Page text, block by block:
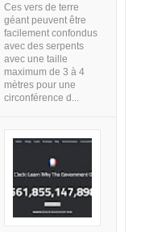
Ces vers de terre
géant peuvent être
facilement confondus
avec des serpents
avec une taille
maximum de 3 à 4
mètres pour une
circonférence d...